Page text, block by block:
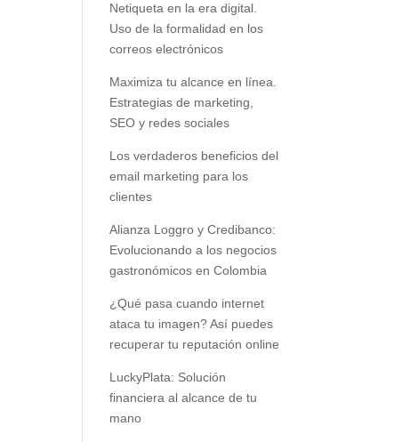
Netiqueta en la era digital.
Uso de la formalidad en los
correos electrónicos
Maximiza tu alcance en línea.
Estrategias de marketing,
SEO y redes sociales
Los verdaderos beneficios del
email marketing para los
clientes
Alianza Loggro y Credibanco:
Evolucionando a los negocios
gastronómicos en Colombia
¿Qué pasa cuando internet
ataca tu imagen? Así puedes
recuperar tu reputación online
LuckyPlata: Solución
financiera al alcance de tu
mano